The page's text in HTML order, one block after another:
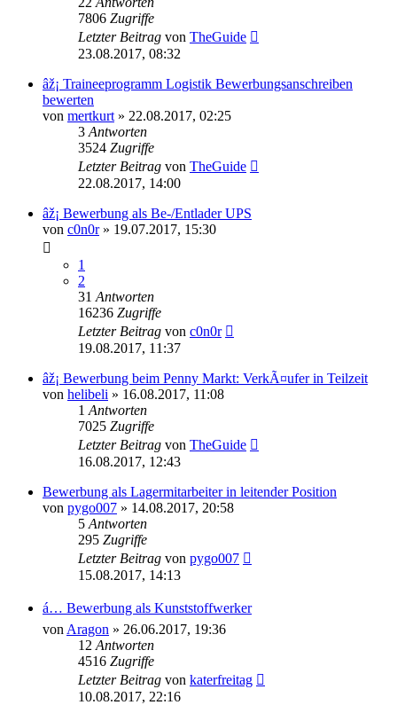
7806 Zugriffe
Letzter Beitrag von TheGuide
23.08.2017, 08:32
âž¡ Traineeprogramm Logistik Bewerbungsanschreiben
bewerten
von mertkurt » 22.08.2017, 02:25
3 Antworten
3524 Zugriffe
Letzter Beitrag von TheGuide
22.08.2017, 14:00
âž¡ Bewerbung als Be-/Entlader UPS
von c0n0r» 19.07.2017, 15:30
1
2
31 Antworten
16236 Zugriffe
Letzter Beitrag von c0n0r
19.08.2017, 11:37
âž¡ Bewerbung beim Penny Markt: VerkÃ¤ufer in Teilzeit
von helibeli » 16.08.2017, 11:08
1 Antworten
7025 Zugriffe
Letzter Beitrag von TheGuide
16.08.2017, 12:43
Bewerbung als Lagermitarbeiter in leitender Position
von pygo007 » 14.08.2017, 20:58
5 Antworten
295 Zugriffe
Letzter Beitrag von pygo007
15.08.2017, 14:13
á… Bewerbung als Kunststoffwerker
von Aragon » 26.06.2017, 19:36
12 Antworten
4516 Zugriffe
Letzter Beitrag von katerfreitag
10.08.2017, 22:16